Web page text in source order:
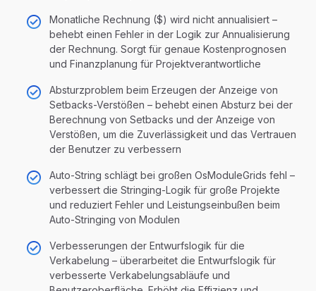
Monatliche Rechnung ($) wird nicht annualisiert –
behebt einen Fehler in der Logik zur Annualisierung
der Rechnung. Sorgt für genaue Kostenprognosen
und Finanzplanung für Projektverantwortliche
Absturzproblem beim Erzeugen der Anzeige von
Setbacks-Verstößen – behebt einen Absturz bei der
Berechnung von Setbacks und der Anzeige von
Verstößen, um die Zuverlässigkeit und das Vertrauen
der Benutzer zu verbessern
Auto-String schlägt bei großen OsModuleGrids fehl –
verbessert die Stringing-Logik für große Projekte
und reduziert Fehler und Leistungseinbußen beim
Auto-Stringing von Modulen
Verbesserungen der Entwurfslogik für die
Verkabelung – überarbeitet die Entwurfslogik für
verbesserte Verkabelungsabläufe und